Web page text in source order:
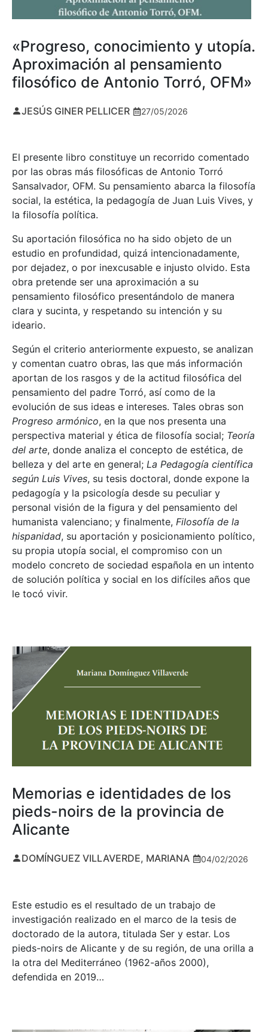
«Progreso, conocimiento y utopía.
Aproximación al pensamiento
filosófico de Antonio Torró, OFM»
JESÚS GINER PELLICER 27/05/2026
El presente libro constituye un recorrido comentado
por las obras más filosóficas de Antonio Torró
Sansalvador, OFM. Su pensamiento abarca la filosofía
social, la estética, la pedagogía de Juan Luis Vives, y
la filosofía política.
Su aportación filosófica no ha sido objeto de un
estudio en profundidad, quizá intencionadamente,
por dejadez, o por inexcusable e injusto olvido. Esta
obra pretende ser una aproximación a su
pensamiento filosófico presentándolo de manera
clara y sucinta, y respetando su intención y su
ideario.
Según el criterio anteriormente expuesto, se analizan
y comentan cuatro obras, las que más información
aportan de los rasgos y de la actitud filosófica del
pensamiento del padre Torró, así como de la
evolución de sus ideas e intereses. Tales obras son
Progreso armónico, en la que nos presenta una
perspectiva material y ética de filosofía social; Teoría
del arte, donde analiza el concepto de estética, de
belleza y del arte en general; La Pedagogía científica
según Luis Vives, su tesis doctoral, donde expone la
pedagogía y la psicología desde su peculiar y
personal visión de la figura y del pensamiento del
humanista valenciano; y finalmente, Filosofía de la
hispanidad, su aportación y posicionamiento político,
su propia utopía social, el compromiso con un
modelo concreto de sociedad española en un intento
de solución política y social en los difíciles años que
le tocó vivir.
Memorias e identidades de los
pieds-noirs de la provincia de
Alicante
DOMÍNGUEZ VILLAVERDE, MARIANA 04/02/2026
Este estudio es el resultado de un trabajo de
investigación realizado en el marco de la tesis de
doctorado de la autora, titulada Ser y estar. Los
pieds-noirs de Alicante y de su región, de una orilla a
la otra del Mediterráneo (1962-años 2000),
defendida en 2019…